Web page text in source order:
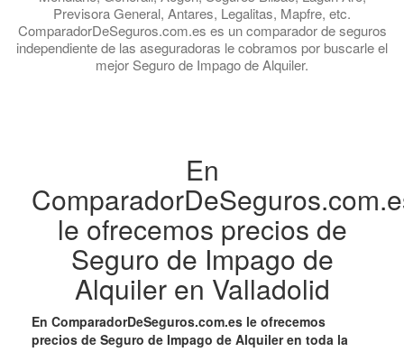
Previsora General, Antares, Legalitas, Mapfre, etc.
ComparadorDeSeguros.com.es es un comparador de seguros
independiente de las aseguradoras le cobramos por buscarle el
mejor Seguro de Impago de Alquiler.
En
le ofrecemos precios de
Seguro de Impago de
Alquiler en Valladolid
En ComparadorDeSeguros.com.es le ofrecemos
precios de Seguro de Impago de Alquiler en toda la